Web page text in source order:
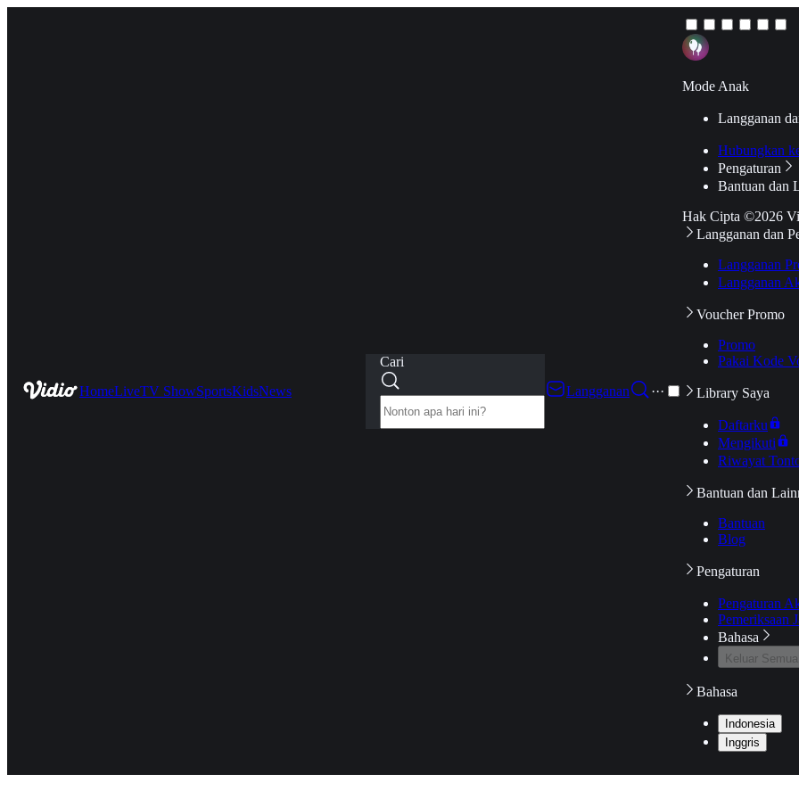
HomeLiveTV ShowSportsKidsNews
Cari
Langganan
···
Mode Anak
Langganan
Hubungkan
Pengaturan
Bantuan dan
Hak Cipta ©2026
Langganan dan
Langganan
Langganan
Voucher Promo
Promo
Pakai Kode
Library Saya
Daftarku
Mengikuti
Riwayat
Bantuan dan
Bantuan
Blog
Pengaturan
Pengaturan
Pemeriksaan
Bahasa
Keluar
Bahasa
Indonesia
Inggris